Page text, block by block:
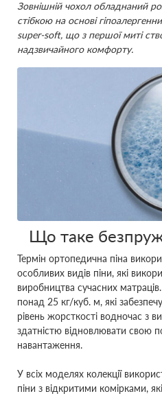
Зовнішній чохол обладнаний
стібкою на основі
super-soft, що з першої миті
надзвичайного комфорту.
Що таке
Термін ортопедична піна
особливих видів піни, які
виробництва сучасних
понад 25 кг/куб. м, які
рівень жорсткості водночас з
здатністю відновлювати свою
навантаження.
У всіх моделях колекції
піни з відкритими комірками,